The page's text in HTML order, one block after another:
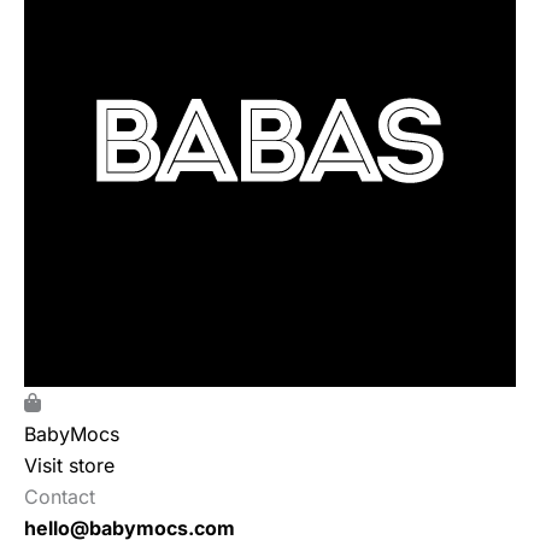
BabyMocs
Visit store
Contact
hello@babymocs.com